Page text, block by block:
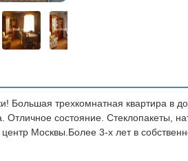
Большая трехкомнатная квартира в
Отличное состояние. Стеклопакеты,
Москвы.Более 3-х лет в